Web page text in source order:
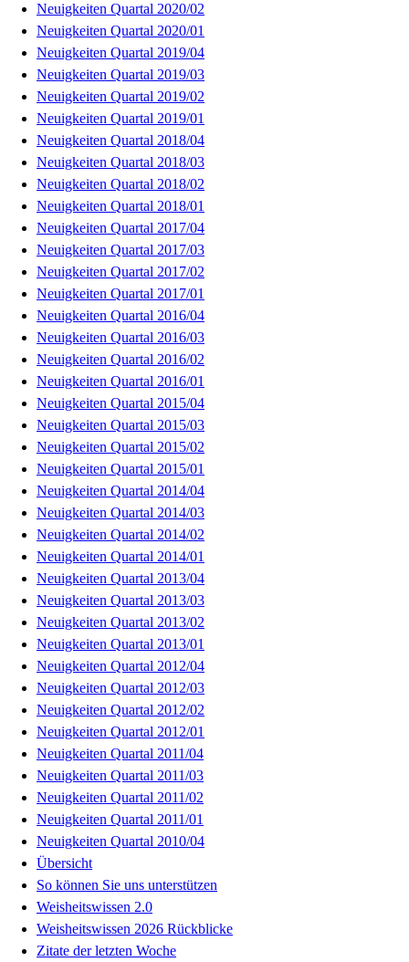
Neuigkeiten Quartal 2020/02
Neuigkeiten Quartal 2020/01
Neuigkeiten Quartal 2019/04
Neuigkeiten Quartal 2019/03
Neuigkeiten Quartal 2019/02
Neuigkeiten Quartal 2019/01
Neuigkeiten Quartal 2018/04
Neuigkeiten Quartal 2018/03
Neuigkeiten Quartal 2018/02
Neuigkeiten Quartal 2018/01
Neuigkeiten Quartal 2017/04
Neuigkeiten Quartal 2017/03
Neuigkeiten Quartal 2017/02
Neuigkeiten Quartal 2017/01
Neuigkeiten Quartal 2016/04
Neuigkeiten Quartal 2016/03
Neuigkeiten Quartal 2016/02
Neuigkeiten Quartal 2016/01
Neuigkeiten Quartal 2015/04
Neuigkeiten Quartal 2015/03
Neuigkeiten Quartal 2015/02
Neuigkeiten Quartal 2015/01
Neuigkeiten Quartal 2014/04
Neuigkeiten Quartal 2014/03
Neuigkeiten Quartal 2014/02
Neuigkeiten Quartal 2014/01
Neuigkeiten Quartal 2013/04
Neuigkeiten Quartal 2013/03
Neuigkeiten Quartal 2013/02
Neuigkeiten Quartal 2013/01
Neuigkeiten Quartal 2012/04
Neuigkeiten Quartal 2012/03
Neuigkeiten Quartal 2012/02
Neuigkeiten Quartal 2012/01
Neuigkeiten Quartal 2011/04
Neuigkeiten Quartal 2011/03
Neuigkeiten Quartal 2011/02
Neuigkeiten Quartal 2011/01
Neuigkeiten Quartal 2010/04
Übersicht
So können Sie uns unterstützen
Weisheitswissen 2.0
Weisheitswissen 2026 Rückblicke
Zitate der letzten Woche